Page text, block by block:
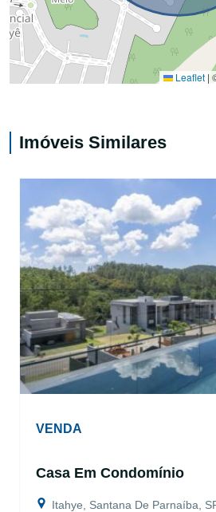
Leaflet |
Imóveis Similares
VENDA
Casa Em Condomínio
Itahye, Santana De Parnaíba,